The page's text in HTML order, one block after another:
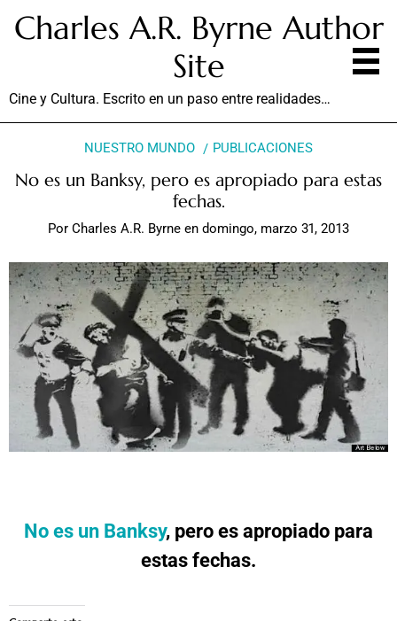
Charles A.R. Byrne Author
Site
Cine y Cultura. Escrito en un paso entre realidades…
NUESTRO MUNDO PUBLICACIONES
No es un Banksy, pero es apropiado para estas
fechas.
Por Charles A.R. Byrne en domingo, marzo 31, 2013
No es un Banksy, pero es apropiado para
estas fechas.